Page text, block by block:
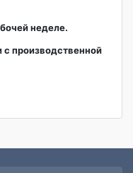
неделе.
производственной